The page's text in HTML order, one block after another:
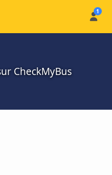
CheckMyBus